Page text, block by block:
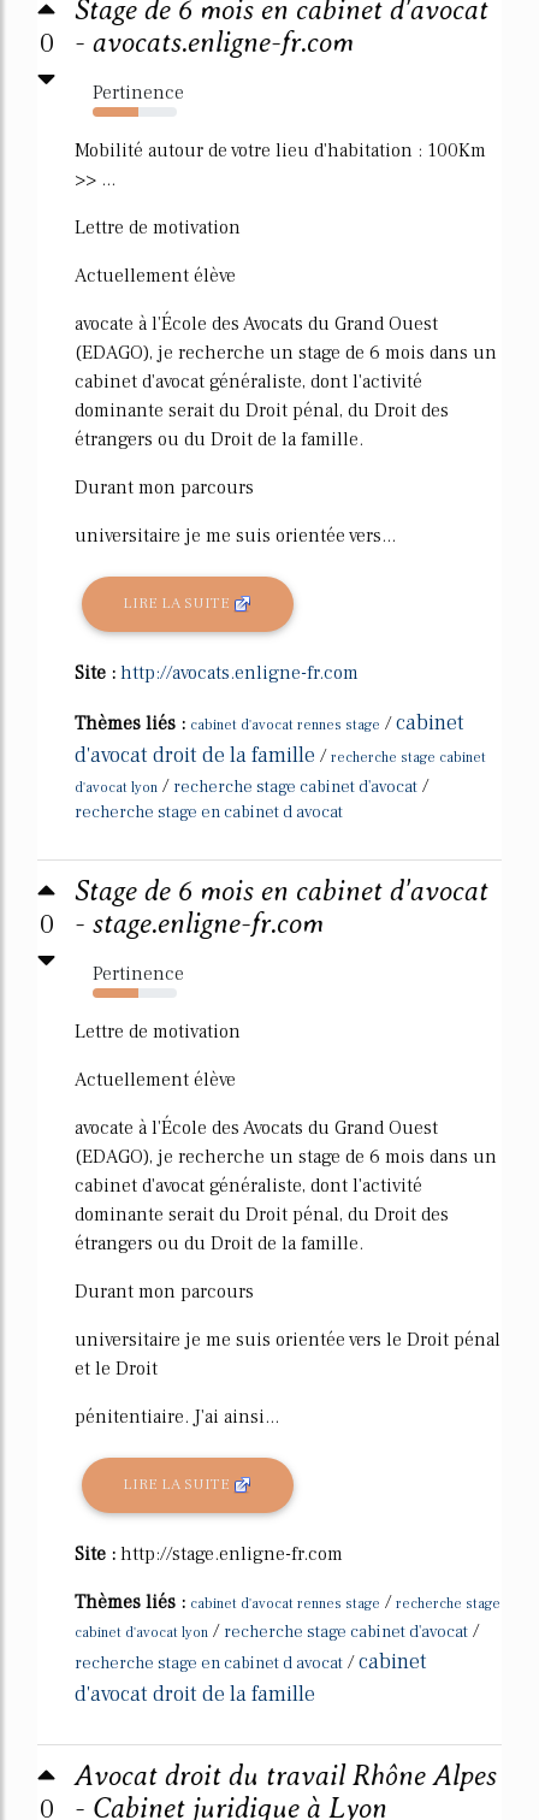
0
Stage de 6 mois en cabinet d'avocat
- avocats.enligne-fr.com
Pertinence
54%
Mobilité autour de votre lieu d'habitation : 100Km
>> ...
Lettre de motivation
Actuellement élève
avocate à l'École des Avocats du Grand Ouest
(EDAGO), je recherche un stage de 6 mois dans un
cabinet d'avocat généraliste, dont l'activité
dominante serait du Droit pénal, du Droit des
étrangers ou du Droit de la famille.
Durant mon parcours
universitaire je me suis orientée vers...
LIRE LA SUITE
Site : http://avocats.enligne-fr.com
Thèmes liés : cabinet d'avocat rennes stage /cabinet
d'avocat droit de la famille / recherche stage cabinet
d'avocat lyon / recherche stage cabinet d'avocat /
recherche stage en cabinet d avocat
0
Stage de 6 mois en cabinet d'avocat
- stage.enligne-fr.com
Pertinence
54%
Lettre de motivation
Actuellement élève
avocate à l'École des Avocats du Grand Ouest
(EDAGO), je recherche un stage de 6 mois dans un
cabinet d'avocat généraliste, dont l'activité
dominante serait du Droit pénal, du Droit des
étrangers ou du Droit de la famille.
Durant mon parcours
universitaire je me suis orientée vers le Droit pénal
et le Droit
pénitentiaire. J'ai ainsi...
LIRE LA SUITE
Site : http://stage.enligne-fr.com
Thèmes liés : cabinet d'avocat rennes stage / recherche stage
cabinet d'avocat lyon / recherche stage cabinet d'avocat /
recherche stage en cabinet d avocat /cabinet
d'avocat droit de la famille
0
Avocat droit du travail Rhône Alpes
- Cabinet juridique à Lyon